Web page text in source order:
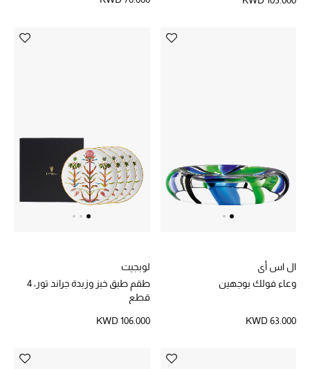
ال اس أي
وعاء فولك بوجهين
KWD 63.000
لوبجيت
طقم طبق خبز وزبدة جراند تور، 4
قطع
KWD 106.000